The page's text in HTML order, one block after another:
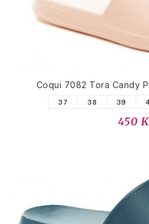
Coqui 7082 Tora Candy
37 38 39
450